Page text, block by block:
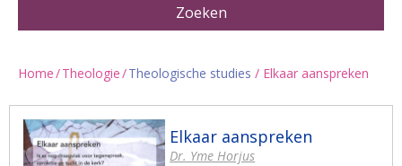
Home/Theologie/Theologische studies / Elkaar aanspreken
Elkaar aanspreken
Dr. Yme Horjus